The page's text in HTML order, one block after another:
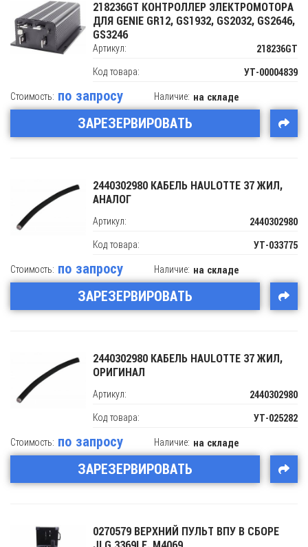
218236GT КОНТРОЛЛЕР ЭЛЕКТРОМОТОРА
ДЛЯ GENIE GR12, GS1932, GS2032, GS2646,
GS3246
Артикул:
218236GT
Код товара: УТ-00004839
Стоимость: по запросу
ЗАРЕЗЕРВИРОВАТЬ
Наличие: на складе
2440302980 КАБЕЛЬ HAULOTTE 37 ЖИЛ,
АНАЛОГ
Артикул:
2440302980
Код товара: УТ-033775
Стоимость: по запросу
ЗАРЕЗЕРВИРОВАТЬ
Наличие: на складе
2440302980 КАБЕЛЬ HAULOTTE 37 ЖИЛ,
ОРИГИНАЛ
Артикул:
2440302980
Код товара: УТ-025282
Стоимость: по запросу
ЗАРЕЗЕРВИРОВАТЬ
Наличие: на складе
0270579 ВЕРХНИЙ ПУЛЬТ ВПУ В СБОРЕ